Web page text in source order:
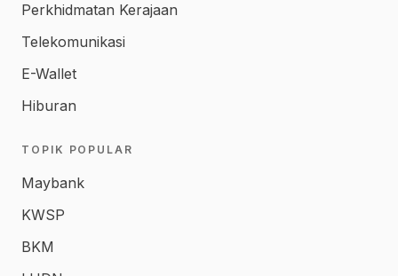
Perkhidmatan Kerajaan
Telekomunikasi
E-Wallet
Hiburan
TOPIK POPULAR
Maybank
KWSP
BKM